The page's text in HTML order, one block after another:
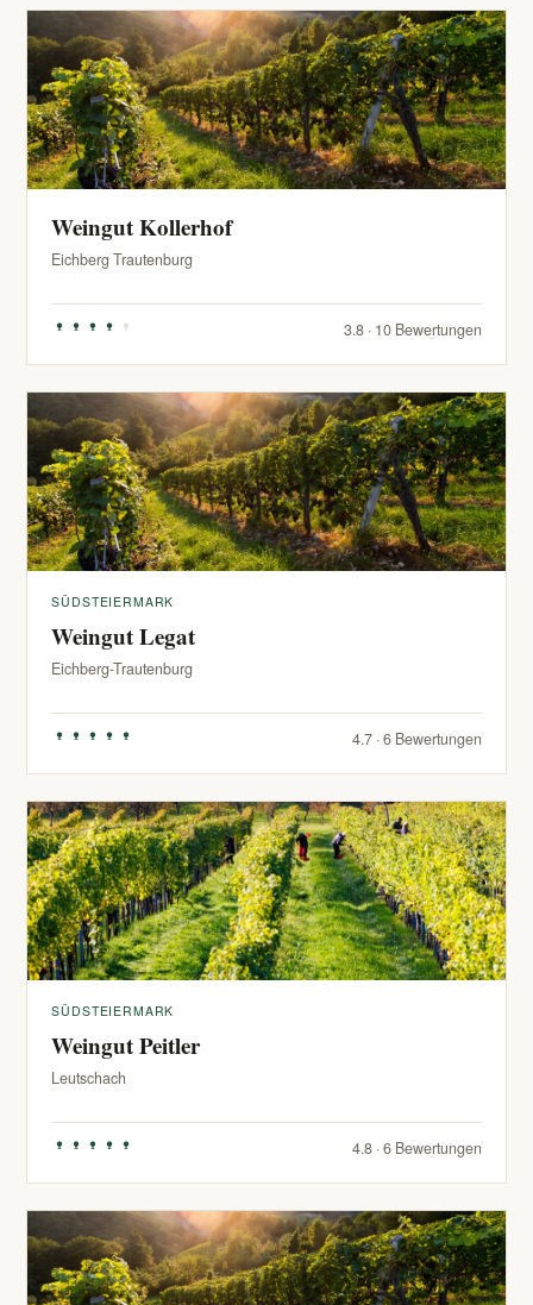
Weingut Kollerhof
Eichberg Trautenburg
3.8 · 10 Bewertungen
SÜDSTEIERMARK
Weingut Legat
Eichberg-Trautenburg
4.7 · 6 Bewertungen
SÜDSTEIERMARK
Weingut Peitler
Leutschach
4.8 · 6 Bewertungen